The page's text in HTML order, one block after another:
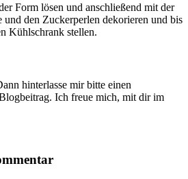
Form lösen und anschließend mit der
und den Zuckerperlen dekorieren und bis
Kühlschrank stellen.
hinterlasse mir bitte einen
Ich freue mich, mit dir im